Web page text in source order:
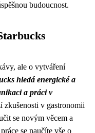
budoucnost.
ale o vytváření
hledá energické a
a práci v
zkušenosti v gastronomii
se novým věcem a
se naučíte vše o